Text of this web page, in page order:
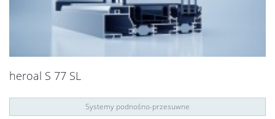
heroal S 77 SL
Systemy podnośno-przesuwne